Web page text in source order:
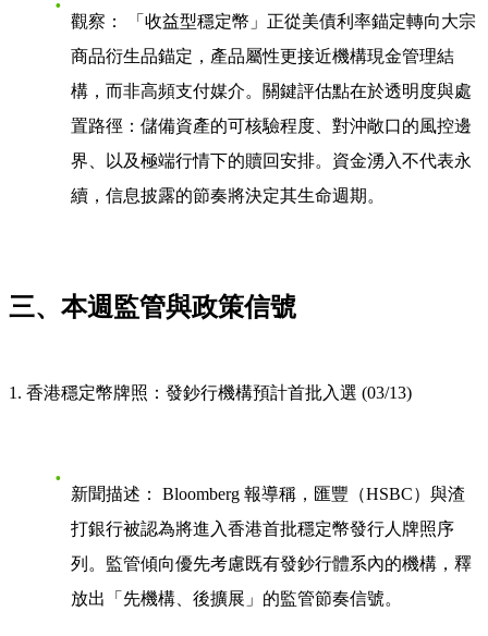
觀察：
「收益型穩定幣」正從美債利率錨定轉向大宗
商品衍生品錨定，產品屬性更接近機構現金管理結
構，而非高頻支付媒介。關鍵評估點在於透明度與處
置路徑：儲備資產的可核驗程度、對沖敞口的風控邊
界、以及極端行情下的贖回安排。資金湧入不代表永
續，信息披露的節奏將決定其生命週期。
三、本週監管與政策信號
1. 香港穩定幣牌照：發鈔行機構預計首批入選 (03/13)
新聞描述：
Bloomberg 報導稱，匯豐（HSBC）與渣
打銀行被認為將進入香港首批穩定幣發行人牌照序
列。監管傾向優先考慮既有發鈔行體系內的機構，釋
放出「先機構、後擴展」的監管節奏信號。